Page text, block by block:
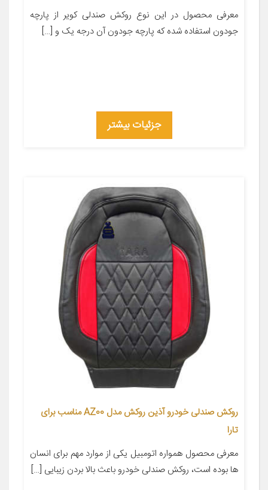
معرفی محصول در این نوع روکش صندلی کویر از پارچه
جودون استفاده شده که پارچه جودون آن درجه یک و […]
جزئیات بیشتر
روکش صندلی خودرو آذین روکش مدل AZ00 مناسب برای
تارا
معرفی محصول همواره اتومبیل یکی از موارد مهم برای انسان
ها بوده است، روکش صندلی خودرو باعث بالا بردن زیبایی […]